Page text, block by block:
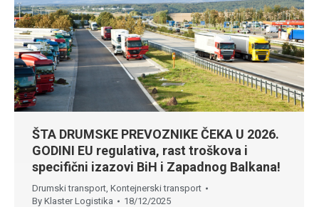
ŠTA DRUMSKE PREVOZNIKE ČEKA U 2026.
GODINI EU regulativa, rast troškova i
specifični izazovi BiH i Zapadnog Balkana!
Drumski transport Kontejnerski transport
By Klaster Logistika 18/12/2025